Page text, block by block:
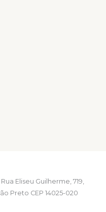
Eliseu Guilherme, 719,
Preto CEP 14025-020